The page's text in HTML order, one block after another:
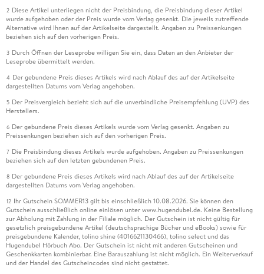
2 Diese Artikel unterliegen nicht der Preisbindung, die Preisbindung dieser Artikel
wurde aufgehoben oder der Preis wurde vom Verlag gesenkt. Die jeweils zutreffende
Alternative wird Ihnen auf der Artikelseite dargestellt. Angaben zu Preissenkungen
beziehen sich auf den vorherigen Preis.
3 Durch Öffnen der Leseprobe willigen Sie ein, dass Daten an den Anbieter der
Leseprobe übermittelt werden.
4 Der gebundene Preis dieses Artikels wird nach Ablauf des auf der Artikelseite
dargestellten Datums vom Verlag angehoben.
5 Der Preisvergleich bezieht sich auf die unverbindliche Preisempfehlung (UVP) des
Herstellers.
6 Der gebundene Preis dieses Artikels wurde vom Verlag gesenkt. Angaben zu
Preissenkungen beziehen sich auf den vorherigen Preis.
7 Die Preisbindung dieses Artikels wurde aufgehoben. Angaben zu Preissenkungen
beziehen sich auf den letzten gebundenen Preis.
8 Der gebundene Preis dieses Artikels wird nach Ablauf des auf der Artikelseite
dargestellten Datums vom Verlag angehoben.
12 Ihr Gutschein SOMMER13 gilt bis einschließlich 10.08.2026. Sie können den
Gutschein ausschließlich online einlösen unter www.hugendubel.de. Keine Bestellung
zur Abholung mit Zahlung in der Filiale möglich. Der Gutschein ist nicht gültig für
gesetzlich preisgebundene Artikel (deutschsprachige Bücher und eBooks) sowie für
preisgebundene Kalender, tolino shine (4016621130466), tolino select und das
Hugendubel Hörbuch Abo. Der Gutschein ist nicht mit anderen Gutscheinen und
Geschenkkarten kombinierbar. Eine Barauszahlung ist nicht möglich. Ein Weiterverkauf
und der Handel des Gutscheincodes sind nicht gestattet.